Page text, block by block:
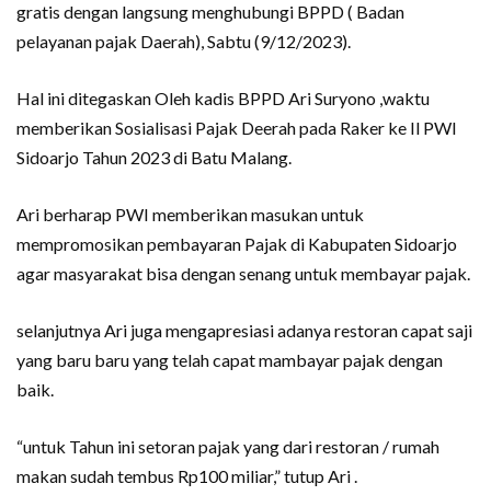
gratis dengan langsung menghubungi BPPD ( Badan
pelayanan pajak Daerah), Sabtu (9/12/2023).
Hal ini ditegaskan Oleh kadis BPPD Ari Suryono ,waktu
memberikan Sosialisasi Pajak Deerah pada Raker ke Il PWI
Sidoarjo Tahun 2023 di Batu Malang.
Ari berharap PWI memberikan masukan untuk
mempromosikan pembayaran Pajak di Kabupaten Sidoarjo
agar masyarakat bisa dengan senang untuk membayar pajak.
selanjutnya Ari juga mengapresiasi adanya restoran capat saji
yang baru baru yang telah capat mambayar pajak dengan
baik.
“untuk Tahun ini setoran pajak yang dari restoran / rumah
makan sudah tembus Rp100 miliar,” tutup Ari .